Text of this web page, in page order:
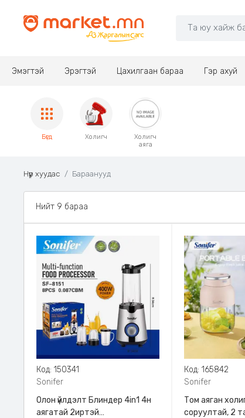
Эмэгтэй Эрэгтэй Цахилгаан бараа Гэр ахуй
Бүгд Холигч
Холигч
аяга
Нүүр хуудас Бараанууд
Нийт 9 бараа
Код: 150341
Sonifer
Олон үйлдэлт Блиндер 4in1 4н
аягатай 2иртэй
Код: 165842
Sonifer
Том аяган
соруултай, 2